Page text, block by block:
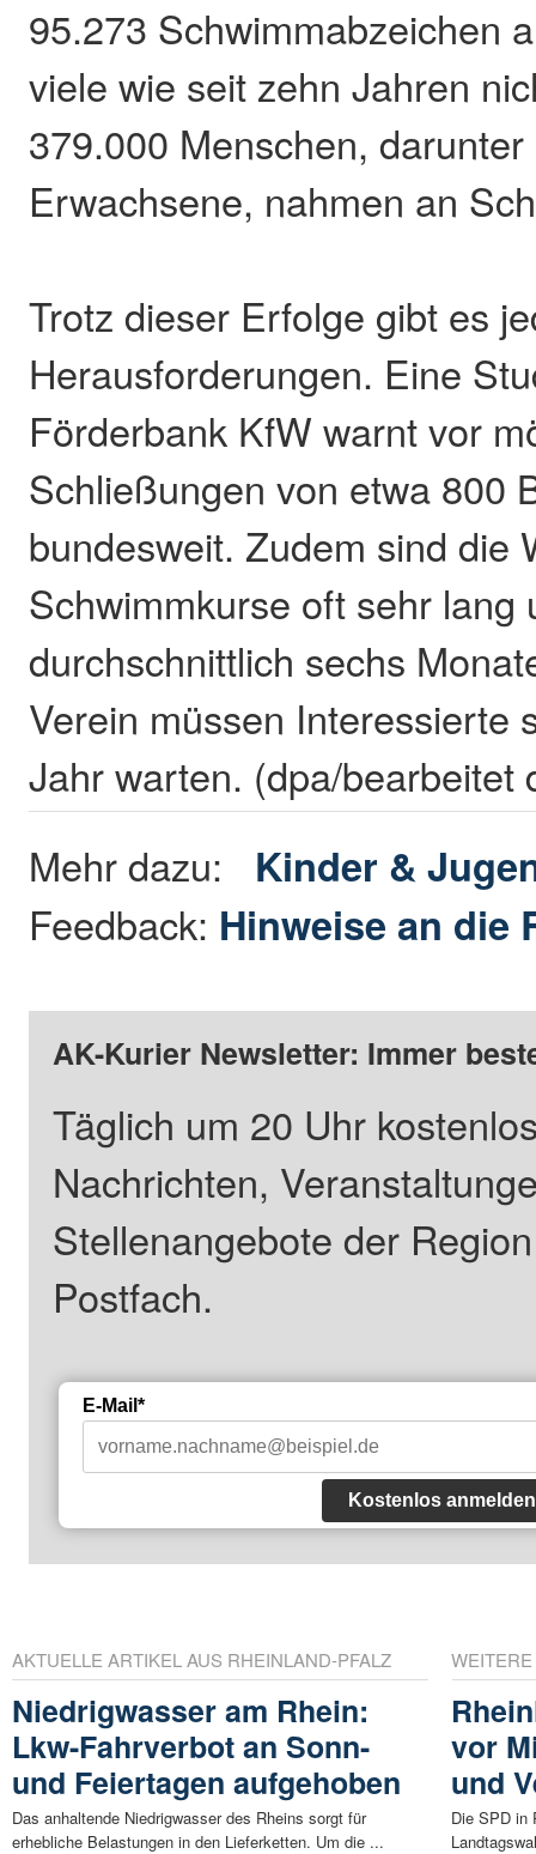
95.273 Schwimmabzeichen
viele wie seit zehn Jahren
379.000 Menschen,
Erwachsene, nahmen an
Trotz dieser Erfolge gibt es
Herausforderungen. Eine
Förderbank KfW warnt vor
Schließungen von etwa 800
bundesweit. Zudem sind die
Schwimmkurse oft sehr lang
durchschnittlich sechs
Verein müssen Interessierte
Jahr warten. (dpa/bearbeitet
Mehr dazu: Kinder &
Feedback: Hinweise an die
AK-Kurier Newsletter: Immer
Täglich um 20 Uhr
Nachrichten,
Stellenangebote der
Postfach.
E-Mail*
Kostenlos anmelden
AKTUELLE ARTIKEL AUS RHEINLAND-PFALZ
Niedrigwasser am Rhein:
Lkw-Fahrverbot an Sonn-
und Feiertagen aufgehoben
Das anhaltende Niedrigwasser des Rheins sorgt für
erhebliche Belastungen in den Lieferketten. Um die ...
vor
und
Die SPD in